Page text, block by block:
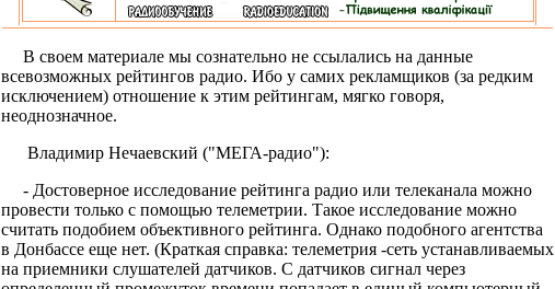
В своем материале мы сознательно не ссылались на данные
всевозможных рейтингов радио. Ибо у самих рекламщиков (за редким
исключением) отношение к этим рейтингам, мягко говоря,
неоднозначное.
Владимир Нечаевский ("МЕГА-радио"):
- Достоверное исследование рейтинга радио или телеканала можно
провести только с помощью телеметрии. Такое исследование можно
считать подобием объективного рейтинга. Однако подобного агентства
в Донбассе еще нет. (Краткая справка: телеметрия -сеть устанавливаемых
на приемники слушателей датчиков. С датчиков сигнал через